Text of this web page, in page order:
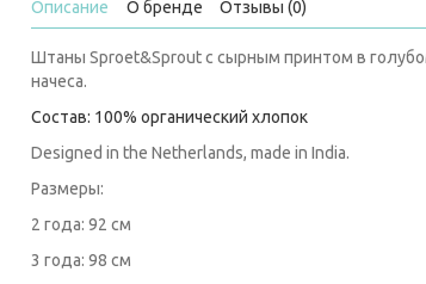
Описание О бренде Отзывы (0)
Штаны Sproet&Sprout с сырным принтом в
начеса.
Состав: 100% органический хлопок
Designed in the Netherlands, made in India.
Размеры:
2 года: 92 см
3 года: 98 см